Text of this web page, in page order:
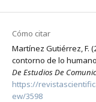
Cómo citar
Martínez Gutiérrez, F.
contorno de lo
De Estudios De
https://
ew/3598